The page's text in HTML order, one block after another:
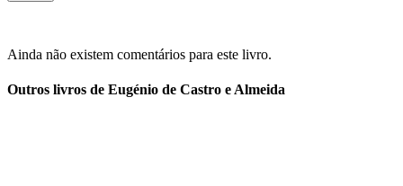
Ainda não existem comentários para este livro.
Outros livros de Eugénio de Castro e Almeida